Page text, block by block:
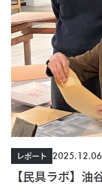
レポート
2025.12.06
【民具ラボ】油